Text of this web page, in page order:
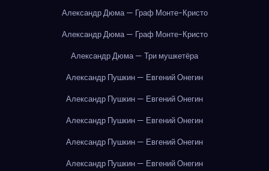
Александр Дюма — Граф Монте-Кристо
Александр Дюма — Граф Монте-Кристо
Александр Дюма — Три мушкетёра
Александр Пушкин — Евгений Онегин
Александр Пушкин — Евгений Онегин
Александр Пушкин — Евгений Онегин
Александр Пушкин — Евгений Онегин
Александр Пушкин — Евгений Онегин